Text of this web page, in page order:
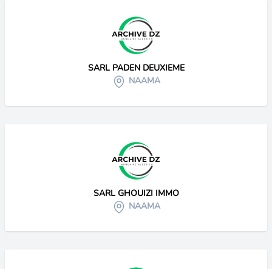
SARL PADEN DEUXIEME
NAAMA
SARL GHOUIZI IMMO
NAAMA